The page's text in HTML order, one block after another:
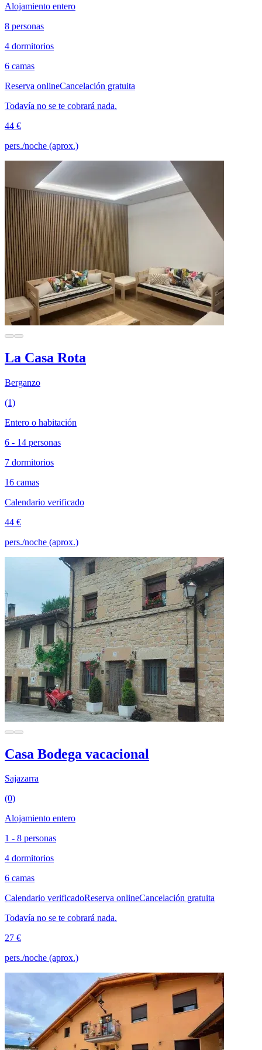
Alojamiento entero
8 personas
4 dormitorios
6 camas
Reserva onlineCancelación gratuita
Todavía no se te cobrará nada.
44 €
pers./noche (aprox.)
La Casa Rota
Berganzo
(1)
Entero o habitación
6 - 14 personas
7 dormitorios
16 camas
Calendario verificado
44 €
pers./noche (aprox.)
Casa Bodega vacacional
Sajazarra
(0)
Alojamiento entero
1 - 8 personas
4 dormitorios
6 camas
Calendario verificadoReserva onlineCancelación gratuita
Todavía no se te cobrará nada.
27 €
pers./noche (aprox.)